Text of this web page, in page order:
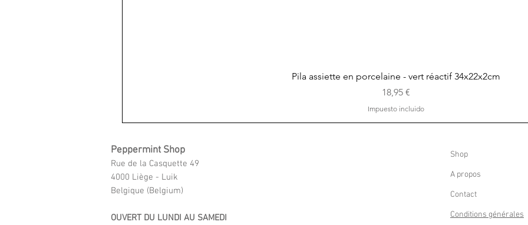
Vista rápida
Pila assiette en porcelaine - vert réactif 34x22x2cm
Precio
18,95 €
Impuesto incluido
Peppermint Shop
Rue de la Casquette 49
4000 Liège - Luik
Belgique (Belgium)
OUVERT DU LUNDI AU SAMEDI
Shop
A propos
Contact
Conditions générales